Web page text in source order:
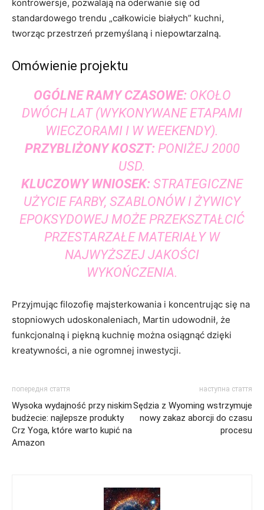
kontrowersje, pozwalają na oderwanie się od
standardowego trendu „całkowicie białych” kuchni,
tworząc przestrzeń przemyślaną i niepowtarzalną.
Omówienie projektu
OGÓLNE RAMY CZASOWE:OKOŁO
DWÓCH LAT (WYKONYWANE ETAPAMI
WIECZORAMI I W WEEKENDY).
PRZYBLIŻONY KOSZT:PONIŻEJ 2000
USD.
KLUCZOWY WNIOSEK: STRATEGICZNE
UŻYCIE FARBY, SZABLONÓW I ŻYWICY
EPOKSYDOWEJ MOŻE PRZEKSZTAŁCIĆ
PRZESTARZAŁE MATERIAŁY W
NAJWYŻSZEJ JAKOŚCI
WYKOŃCZENIA.
Przyjmując filozofię majsterkowania i koncentrując się na
stopniowych udoskonaleniach, Martin udowodnił, że
funkcjonalną i piękną kuchnię można osiągnąć dzięki
kreatywności, a nie ogromnej inwestycji.
попередня стаття
Wysoka wydajność przy niskim
budżecie: najlepsze produkty
Crz Yoga, które warto kupić na
Amazon
наступна стаття
Sędzia z Wyoming wstrzymuje
nowy zakaz aborcji do czasu
procesu